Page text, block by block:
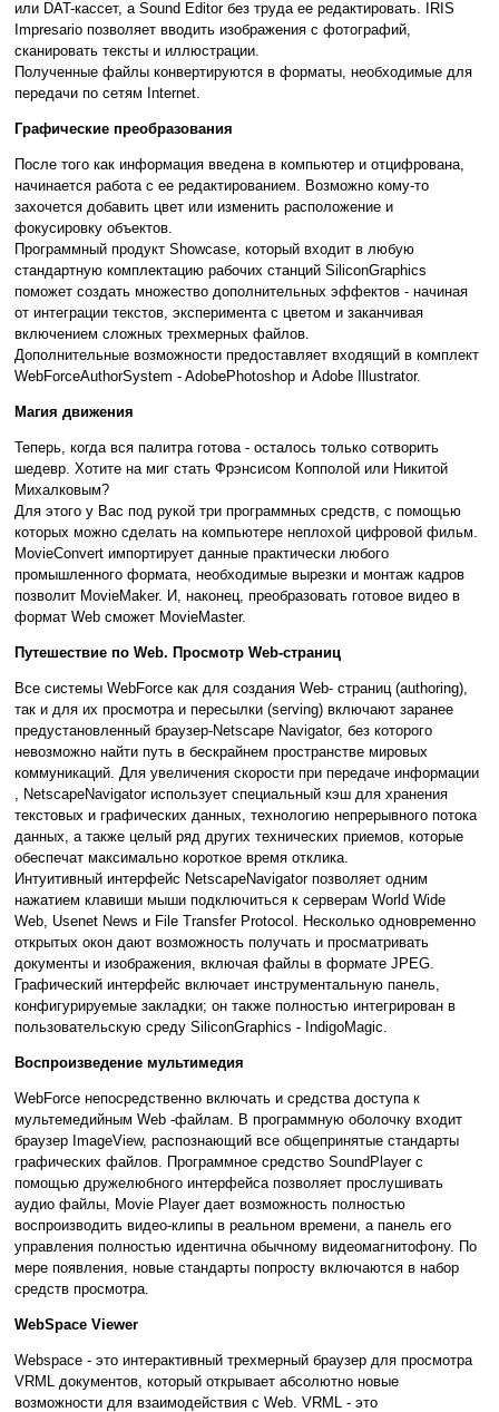
или DAT-кассет, а Sound Editor без труда ее редактировать. IRIS
Impresario позволяет вводить изображения с фотографий,
сканировать тексты и иллюстрации.
Полученные файлы конвертируются в форматы, необходимые для
передачи по сетям Internet.
Графические преобразования
После того как информация введена в компьютер и отцифрована,
начинается работа с ее редактированием. Возможно кому-то
захочется добавить цвет или изменить расположение и
фокусировку объектов.
Программный продукт Showcase, который входит в любую
стандартную комплектацию рабочих станций SiliconGraphics
поможет создать множество дополнительных эффектов - начиная
от интеграции текстов, эксперимента с цветом и заканчивая
включением сложных трехмерных файлов.
Дополнительные возможности предоставляет входящий в комплект
WebForceAuthorSystem - AdobePhotoshop и Adobe Illustrator.
Магия движения
Теперь, когда вся палитра готова - осталось только сотворить
шедевр. Хотите на миг стать Фрэнсисом Копполой или Никитой
Михалковым?
Для этого у Вас под рукой три программных средств, с помощью
которых можно сделать на компьютере неплохой цифровой фильм.
MovieConvert импортирует данные практически любого
промышленного формата, необходимые вырезки и монтаж кадров
позволит MovieMaker. И, наконец, преобразовать готовое видео в
формат Web cможет MovieMaster.
Путешествие по Web. Просмотр Web-страниц
Все системы WebForce как для создания Web- cтраниц (authoring),
так и для их просмотра и пересылки (serving) включают заранее
предустановленный браузер-Netscape Navigator, без которого
невозможно найти путь в бескрайнем пространстве мировых
коммуникаций. Для увеличения скорости при передаче информации
, NetscapeNavigator использует специальный кэш для хранения
текстовых и графических данных, технологию непрерывного потока
данных, а также целый ряд других технических приемов, которые
обеспечат максимально короткое время отклика.
Интуитивный интерфейс NetscapeNavigator позволяет одним
нажатием клавиши мыши подключиться к серверам World Wide
Web, Usenet News и File Transfer Protocol. Несколько одновременно
открытых окон дают возможность получать и просматривать
документы и изображения, включая файлы в формате JPEG.
Графический интерфейс включает инструментальную панель,
конфигурируемые закладки; он также полностью интегрирован в
пользовательскую среду SiliconGraphics - IndigoMagic.
Воспроизведение мультимедия
WebForce непосредственно включать и средства доступа к
мультемедийным Web -файлам. В программную оболочку входит
браузер ImageView, распознающий все общепринятые стандарты
графических файлов. Программное средство SoundPlayer с
помощью дружелюбного интерфейса позволяет прослушивать
аудио файлы, Movie Player дает возможность полностью
воспроизводить видео-клипы в реальном времени, а панель его
управления полностью идентична обычному видеомагнитофону. По
мере появления, новые стандарты попросту включаются в набор
средств просмотра.
WebSpace Viewer
Webspace - это интерактивный трехмерный браузер для просмотра
VRML документов, который открывает абсолютно новые
возможности для взаимодействия с Web. VRML - это